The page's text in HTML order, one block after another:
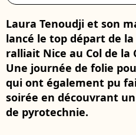
Laura Tenoudji et son
lancé le top départ de
ralliait Nice au Col de la
Une journée de folie
qui ont également pu
soirée en découvrant
de pyrotechnie.